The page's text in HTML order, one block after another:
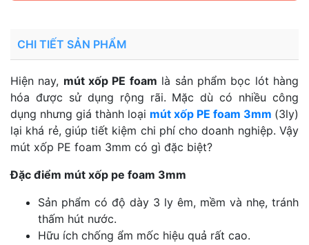
CHI TIẾT SẢN PHẨM
Hiện nay, mút xốp PE foam là sản phẩm bọc lót hàng
hóa được sử dụng rộng rãi. Mặc dù có nhiều công
dụng nhưng giá thành loại mút xốp PE foam 3mm (3ly)
lại khá rẻ, giúp tiết kiệm chi phí cho doanh nghiệp. Vậy
mút xốp PE foam 3mm có gì đặc biệt?
Đặc điểm mút xốp pe foam 3mm
Sản phẩm có độ dày 3 ly êm, mềm và nhẹ, tránh
thấm hút nước.
Hữu ích chống ẩm mốc hiệu quả rất cao.